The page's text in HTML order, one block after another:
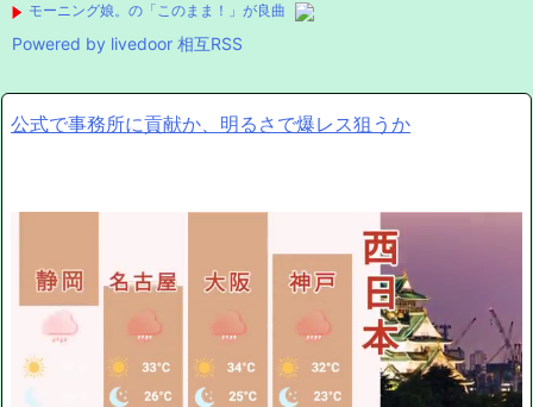
モーニング娘。の「このまま！」が良曲
Powered by livedoor 相互RSS
公式で事務所に貢献か、明るさで爆レス狙うか